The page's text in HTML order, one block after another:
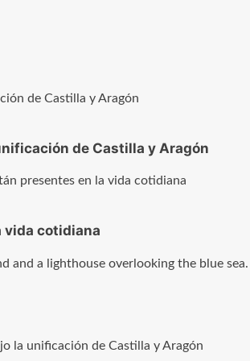
de Castilla y Aragón
vida cotidiana